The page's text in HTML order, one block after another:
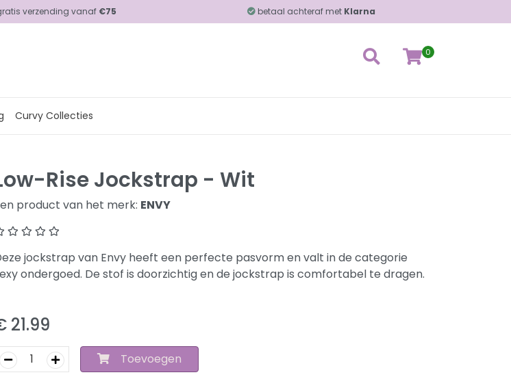
verzending vanaf €75 betaal achteraf met Klarna
0
Curvy Collecties
Rise Jockstrap - Wit
product van het merk: ENVY
jockstrap van Envy heeft een perfecte pasvorm en valt in de categorie
ondergoed. De stof is doorzichtig en de jockstrap is comfortabel te dragen.
21.99
Toevoegen